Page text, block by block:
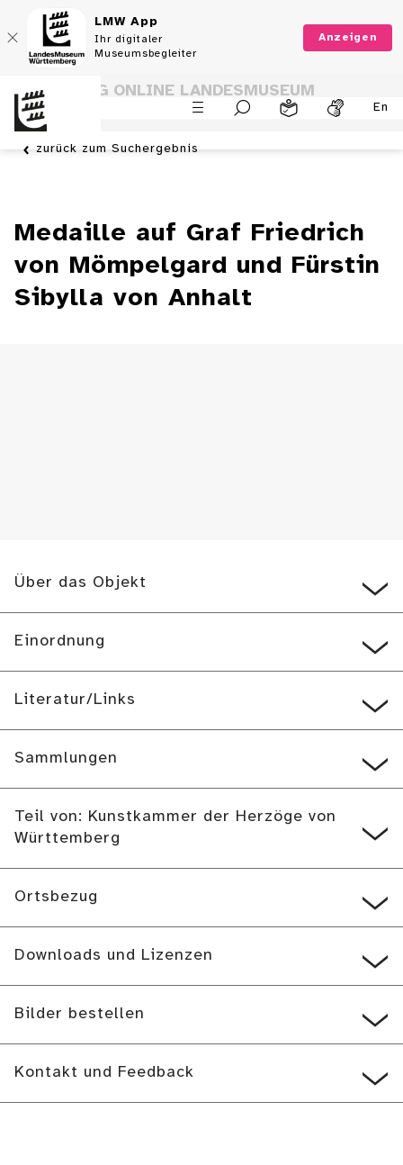
LMW App
Ihr digitaler
Museumsbegleiter
Anzeigen
En
SAMMLUNG ONLINE LANDESMUSEUM
WÜRTTEMBERG
zurück zum Suchergebnis
Medaille auf Graf Friedrich
von Mömpelgard und Fürstin
Sibylla von Anhalt
Über das Objekt
Einordnung
Literatur/Links
Sammlungen
Teil von: Kunstkammer der Herzöge von
Württemberg
Ortsbezug
Downloads und Lizenzen
Bilder bestellen
Kontakt und Feedback